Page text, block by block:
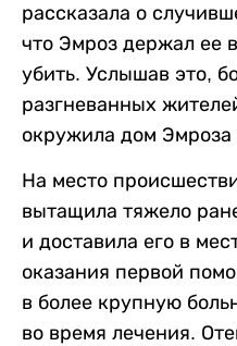
рассказала о
что Эмроз держал ее
убить. Услышав это,
разгневанных
окружила дом Эмроза
На место
вытащила тяжело
и доставила его в
оказания первой
в более крупную
во время лечения.